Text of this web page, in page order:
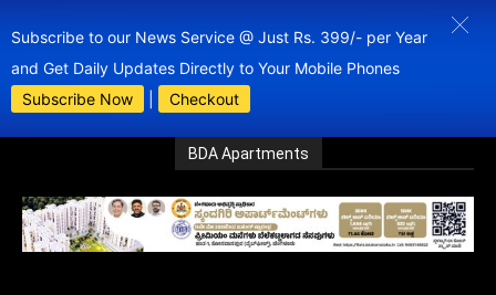
Subscribe to our News Service @ Just Rs. 399/- per Year
and Get Daily Updates Directly to Your Mobile Phones
Subscribe Now
Checkout
BDA Apartments